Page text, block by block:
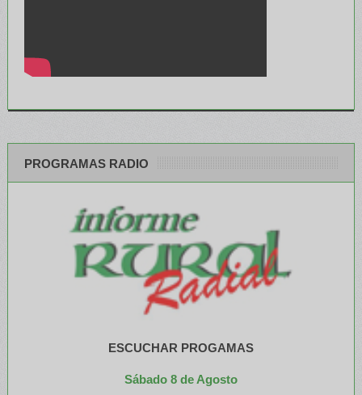
PROGRAMAS RADIO
ESCUCHAR PROGAMAS
Sábado 8 de Agosto